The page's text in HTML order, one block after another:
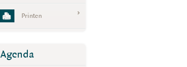
Printen
Agenda